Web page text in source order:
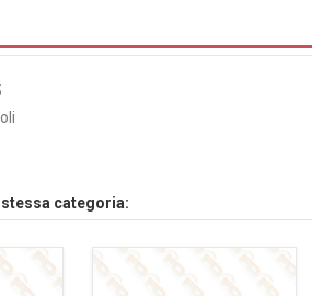
categoria: